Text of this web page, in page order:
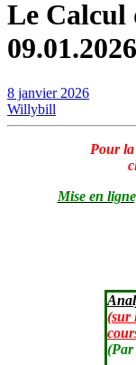
Le Calcul
09.01.2026
8 janvier 2026
Willybill
Pour
Mise en
(sur
(Par